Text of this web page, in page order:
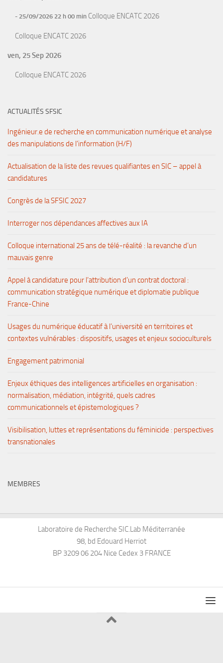
- 25/09/2026 22 h 00 min Colloque ENCATC 2026
Colloque ENCATC 2026
ven, 25 Sep 2026
Colloque ENCATC 2026
ACTUALITÉS SFSIC
Ingénieur.e de recherche en communication numérique et analyse
des manipulations de l’information (H/F)
Actualisation de la liste des revues qualifiantes en SIC – appel à
candidatures
Congrès de la SFSIC 2027
Interroger nos dépendances affectives aux IA
Colloque international 25 ans de télé-réalité : la revanche d’un
mauvais genre
Appel à candidature pour l’attribution d’un contrat doctoral :
communication stratégique numérique et diplomatie publique
France-Chine
Usages du numérique éducatif à l’université en territoires et
contextes vulnérables : dispositifs, usages et enjeux socioculturels
Engagement patrimonial
Enjeux éthiques des intelligences artificielles en organisation :
normalisation, médiation, intégrité, quels cadres
communicationnels et épistemologiques ?
Visibilisation, luttes et représentations du féminicide : perspectives
transnationales
MEMBRES
Laboratoire de Recherche SIC.Lab Méditerranée
98, bd Edouard Herriot
BP 3209 06 204 Nice Cedex 3 FRANCE